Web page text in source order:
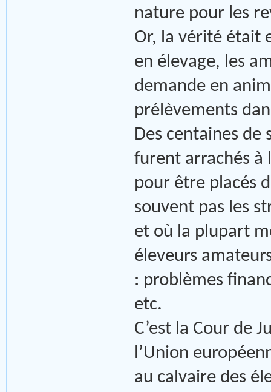
nature pour les
Or, la vérité était
en élevage, les
demande en
prélèvements
Des centaines de
furent arrachés à
pour être placés
souvent pas les
et où la plupart
éleveurs
: problèmes
etc.
C’est la Cour de
l’Union
au calvaire des